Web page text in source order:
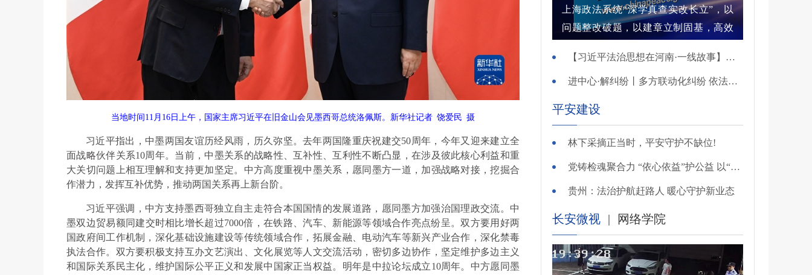
当地时间11月16日上午，国家主席习近平在旧金山会见墨西哥总统洛佩斯。新华社记者 饶爱民 摄
习近平指出，中墨两国友谊历经风雨，历久弥坚。去年两国隆重庆祝建交50周年，今年又迎来建立全
面战略伙伴关系10周年。当前，中墨关系的战略性、互补性、互利性不断凸显，在涉及彼此核心利益和重
大关切问题上相互理解和支持更加坚定。中方高度重视中墨关系，愿同墨方一道，加强战略对接，挖掘合
作潜力，发挥互补优势，推动两国关系再上新台阶。
习近平强调，中方支持墨西哥独立自主走符合本国国情的发展道路，愿同墨方加强治国理政交流。中
墨双边贸易额同建交时相比增长超过7000倍，在铁路、汽车、新能源等领域合作亮点纷呈。双方要用好两
国政府间工作机制，深化基础设施建设等传统领域合作，拓展金融、电动汽车等新兴产业合作，深化禁毒
执法合作。双方要积极支持互办文艺演出、文化展览等人文交流活动，密切多边协作，坚定维护多边主义
和国际关系民主化，维护国际公平正义和发展中国家正当权益。明年是中拉论坛成立10周年。中方愿同墨
上海政法系统“深学真查实改长立”，以
问题整改破题，以建章立制固基，高效
【习近平法治思想在河南·一线故事】河南省新乡市红旗区：高能效治理的“洪门密码”
进中心·解纠纷丨多方联动化纠纷 依法调解护农耕
平安建设
林下采摘正当时，平安守护不缺位!
党铸检魂聚合力 “依心依益”护公益 以“四融”路径引领多元共治
贵州：法治护航赶路人 暖心守护新业态
长安微视 | 网络学院